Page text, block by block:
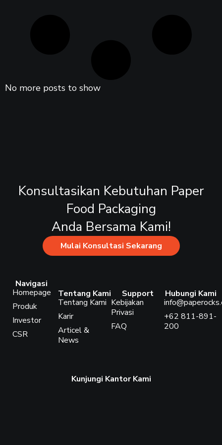
No more posts to show
Konsultasikan Kebutuhan Paper
Food Packaging
Anda Bersama Kami!
Mulai Konsultasi Sekarang
Navigasi
Homepage
Produk
Investor
CSR
Tentang Kami
Tentang Kami
Karir
Articel &
News
Support
Kebijakan
Privasi
FAQ
Hubungi Kami
+62 811-891-
200
Kunjungi Kantor Kami